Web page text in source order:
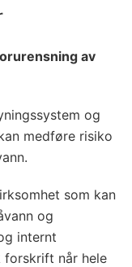
av
og
medføre risiko
som kan
og
internt
forskrift når hele